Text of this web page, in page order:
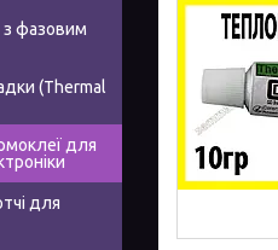
з фазовим
(Thermal
для
для